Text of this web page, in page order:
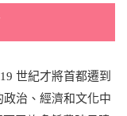
世紀才將首都遷到
治、經濟和文化中